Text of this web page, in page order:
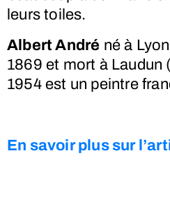
leurs toiles.
Albert André né à
1869 et mort à Laudun
1954est un peintre
En savoir plus sur